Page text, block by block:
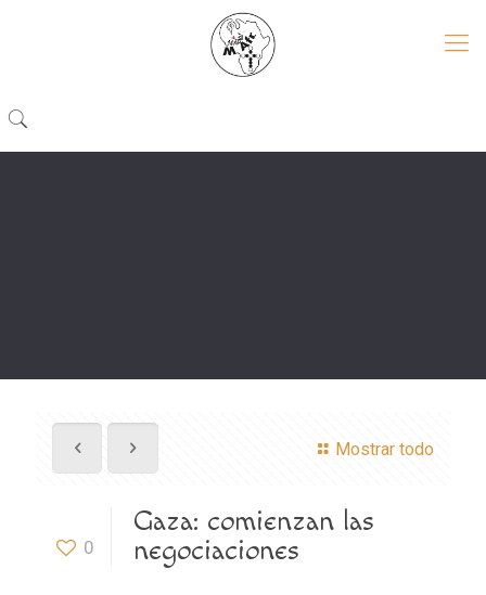
Mostrar todo
0
Gaza: comienzan las
negociaciones